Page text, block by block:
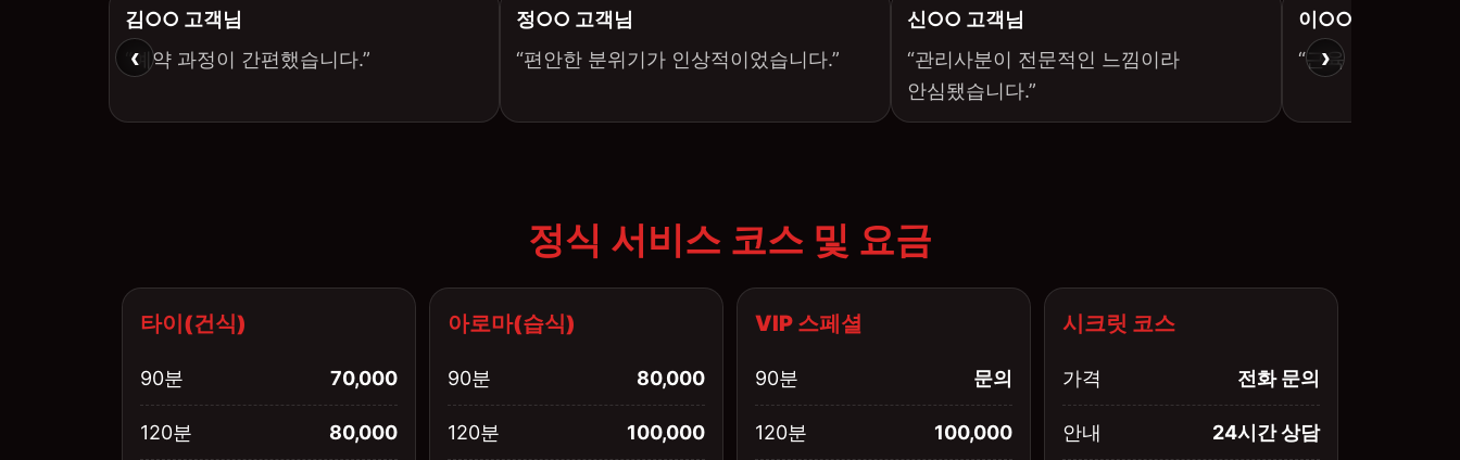
‹
김○○ 고객님
“예약 과정이 간편했습니다.”
정○○ 고객님
“편안한 분위기가 인상적이었습니다.”
신○○ 고객님
“관리사분이 전문적인 느낌이라
안심됐습니다.”
이○○ 고객님
“근육 긴장이 확
›
정식 서비스 코스 및 요금
타이(건식)
90분 70,000
120분 80,000
아로마(습식)
90분 80,000
120분 100,000
VIP 스페셜
90분 문의
120분 100,000
시크릿 코스
가격 전화 문의
안내 24시간 상담